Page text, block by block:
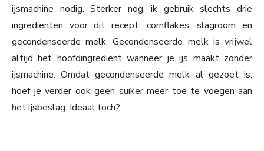
ijsmachine nodig. Sterker nog, ik gebruik slechts drie
ingrediënten voor dit recept: cornflakes, slagroom en
gecondenseerde melk. Gecondenseerde melk is vrijwel
altijd het hoofdingrediënt wanneer je ijs maakt zonder
ijsmachine. Omdat gecondenseerde melk al gezoet is,
hoef je verder ook geen suiker meer toe te voegen aan
het ijsbeslag. Ideaal toch?